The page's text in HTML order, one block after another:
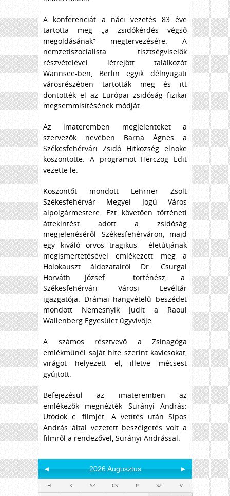
A konferenciát a náci vezetés 83 éve
tartotta meg „a zsidókérdés végső
megoldásának” megtervezésére. A
nemzetiszocialista tisztségviselők
részvételével létrejött találkozót
Wannsee-ben, Berlin egyik délnyugati
városrészében tartották meg és itt
döntötték el az Európai zsidóság fizikai
megsemmisítésének módját.
Az imateremben megjelenteket a
szervezők nevében Barna Ágnes a
Székesfehérvári Zsidó Hitközség elnöke
köszöntötte. A programot Herczog Edit
vezette le.
Köszöntőt mondott Lehrner Zsolt
Székesfehérvár Megyei Jogú Város
alpolgármestere. Ezt követően történeti
áttekintést adott a zsidóság
megjelenéséről Székesfehérváron, majd
egy kiváló orvos tragikus életútjának
megismertetésével emlékezett meg a
Holokauszt áldozatairól Dr. Csurgai
Horváth József történész, a
Székesfehérvári Városi Levéltár
igazgatója. Drámai hangvételű beszédet
mondott Nemesnyik Judit a Raoul
Wallenberg Egyesület ügyvivője.
A számos résztvevő a Zsinagóga
emlékműnél saját hite szerint kavicsokat,
virágot helyezett el, illetve mécsest
gyújtott.
Befejezésül az imateremben az
emlékezők megnézték Surányi András:
Utódok c. filmjét. A vetítés után Sipos
András által vezetett beszélgetés volt a
filmről a rendezővel, Surányi Andrással.
◄ 2026 Augusztus ►
H K SZ CS P SZ V